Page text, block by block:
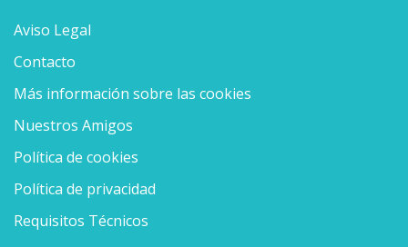
Aviso Legal
Contacto
Más información sobre las cookies
Nuestros Amigos
Política de cookies
Política de privacidad
Requisitos Técnicos